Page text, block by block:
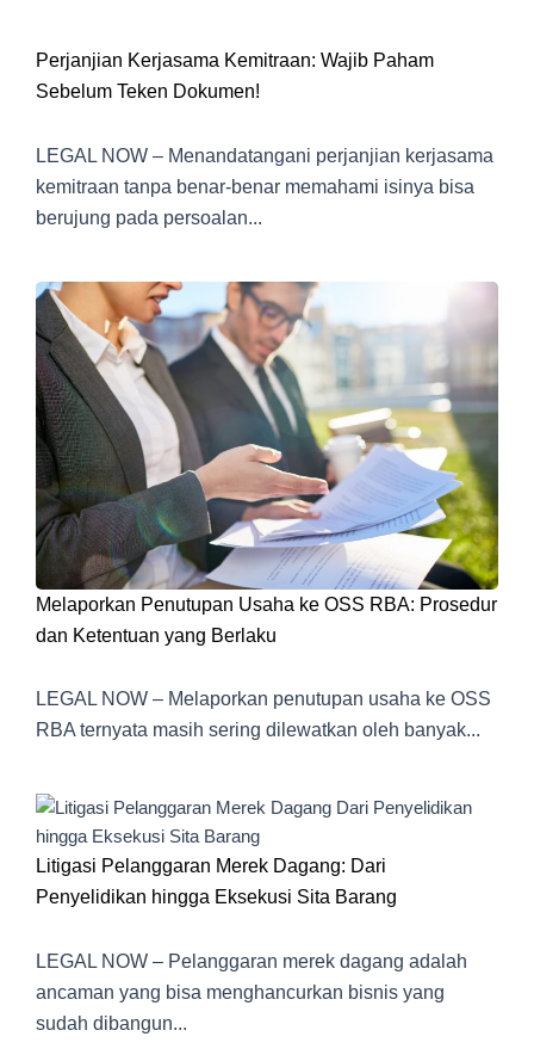
Perjanjian Kerjasama Kemitraan: Wajib Paham
Sebelum Teken Dokumen!
LEGAL NOW – Menandatangani perjanjian kerjasama
kemitraan tanpa benar-benar memahami isinya bisa
berujung pada persoalan...
Melaporkan Penutupan Usaha ke OSS RBA: Prosedur
dan Ketentuan yang Berlaku
LEGAL NOW – Melaporkan penutupan usaha ke OSS
RBA ternyata masih sering dilewatkan oleh banyak...
Litigasi Pelanggaran Merek Dagang: Dari
Penyelidikan hingga Eksekusi Sita Barang
LEGAL NOW – Pelanggaran merek dagang adalah
ancaman yang bisa menghancurkan bisnis yang
sudah dibangun...